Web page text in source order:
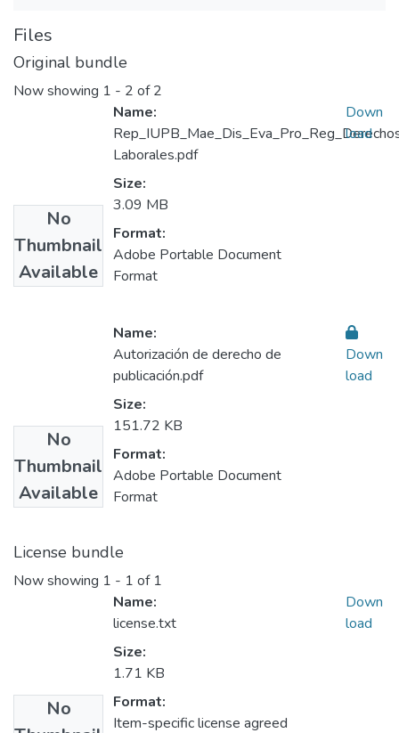
Files
Original bundle
Now showing 1 - 2 of 2
No
Thumbnail
Available
Name:
Laborales.pdf
Size:
3.09 MB
Format:
Adobe Portable Document
Format
Down
load
No
Thumbnail
Available
Name:
Autorización de derecho de
publicación.pdf
Size:
151.72 KB
Format:
Adobe Portable Document
Format
Down
load
License bundle
Now showing 1 - 1 of 1
No
Name:
license.txt
Size:
1.71 KB
Format:
Item-specific license agreed
Down
load